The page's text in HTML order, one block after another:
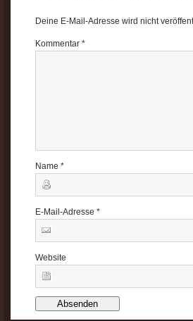
Deine E-Mail-Adresse wird nicht
Kommentar *
Name *
E-Mail-Adresse *
Website